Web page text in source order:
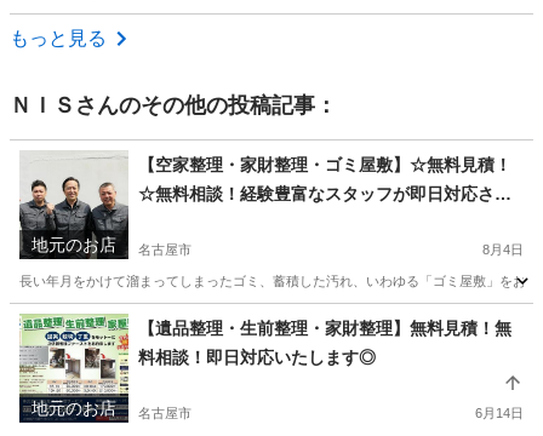
愛知 安城市
もっと見る
ＮＩＳ さんのその他の投稿記事：
地元のお店
【空家整理・家財整理・ゴミ屋敷】☆無料見積！
☆無料相談！経験豊富なスタッフが即日対応させ
名古屋市 8月4日
長い年月をかけて溜まってしまったゴミ、蓄積した汚れ、いわゆる「ゴミ屋敷」をお
愛知 名古屋市 不用品処分 ごみ屋敷
地元のお店
【遺品整理・生前整理・家財整理】無料見積！無
料相談！即日対応いたします◎
名古屋市 6月14日